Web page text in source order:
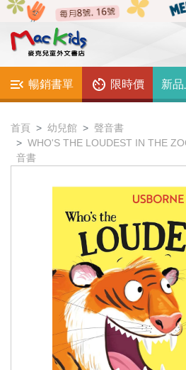
暢銷書單 限時價 新
首頁 幼兒館
聲音書
WHO'S THE LOUDEST IN THE
音書